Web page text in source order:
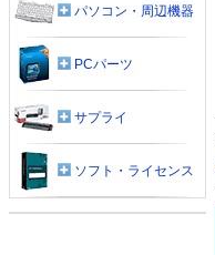
パソコン・周辺機器
PCパーツ
サプライ
ソフト・ライセンス